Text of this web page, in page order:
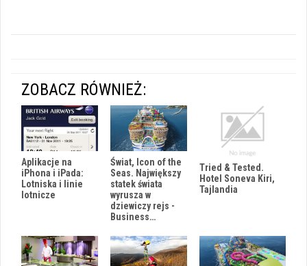
ZOBACZ RÓWNIEŻ:
Aplikacje na
iPhona i iPada:
Lotniska i linie
lotnicze
Świat, Icon of the
Seas. Największy
statek świata
wyrusza w
dziewiczy rejs -
Business…
Tried & Tested.
Hotel Soneva Kiri,
Tajlandia